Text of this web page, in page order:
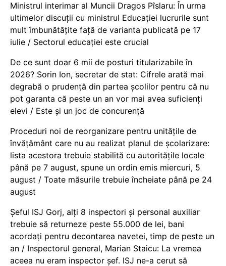
Ministrul interimar al Muncii Dragos Pîslaru: În urma
ultimelor discuții cu ministrul Educației lucrurile sunt
mult îmbunătățite față de varianta publicată pe 17
iulie / Sectorul educației este crucial
De ce sunt doar 6 mii de posturi titularizabile în
2026? Sorin Ion, secretar de stat: Cifrele arată mai
degrabă o prudență din partea școlilor pentru că nu
pot garanta că peste un an vor mai avea suficienți
elevi / Este și un joc de concurență
Proceduri noi de reorganizare pentru unitățile de
învățământ care nu au realizat planul de școlarizare:
lista acestora trebuie stabilită cu autoritățile locale
până pe 7 august, spune un ordin emis miercuri, 5
august / Toate măsurile trebuie încheiate până pe 24
august
Șeful ISJ Gorj, alți 8 inspectori și personal auxiliar
trebuie să returneze peste 55.000 de lei, bani
acordați pentru decontarea navetei, timp de peste un
an / Inspectorul general, Marian Staicu: La vremea
aceea nu eram inspector șef. ISJ ne-a cerut să